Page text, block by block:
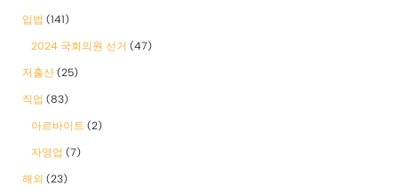
입법 (141)
2024 국회의원 선거 (47)
저출산 (25)
직업 (83)
아르바이트 (2)
자영업 (7)
해외 (23)